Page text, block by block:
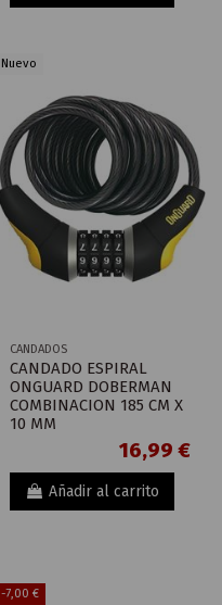
Nuevo
CANDADOS
CANDADO ESPIRAL
ONGUARD DOBERMAN
COMBINACION 185 CM X
10 MM
16,99 €
Añadir al carrito
-7,00 €